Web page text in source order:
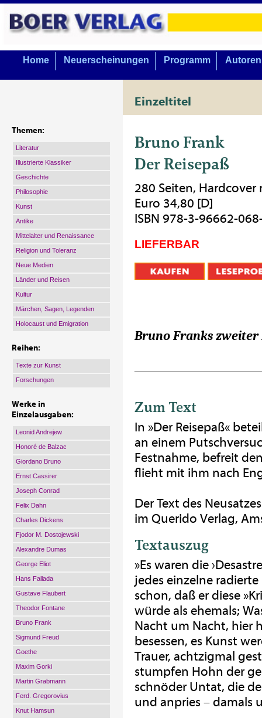
Home Neuerscheinungen Programm Autoren
Einzeltitel
Themen:
Literatur
Illustrierte Klassiker
Geschichte
Philosophie
Kunst
Antike
Mittelalter und Renaissance
Religion und Toleranz
Neue Medien
Länder und Reisen
Kultur
Märchen, Sagen, Legenden
Holocaust und Emigration
Reihen:
Texte zur Kunst
Forschungen
Werke in
Einzelausgaben:
Leonid Andrejew
Honoré de Balzac
Giordano Bruno
Ernst Cassirer
Joseph Conrad
Felix Dahn
Charles Dickens
Fjodor M. Dostojewski
Alexandre Dumas
George Eliot
Hans Fallada
Gustave Flaubert
Theodor Fontane
Bruno Frank
Sigmund Freud
Goethe
Maxim Gorki
Martin Grabmann
Ferd. Gregorovius
Knut Hamsun
Bruno Frank
Der Reisepaß
280 Seiten,
Euro 34,80 [D]
ISBN 978-3-96662-
LIEFERBAR
Bruno Franks zweiter
Zum Text
In »Der Reisepaß«
an einem
Festnahme, befreit
flieht mit ihm nach
Der Text des
im Querido Verlag,
Textauszug
»Es waren die
jedes einzelne
schon, daß er diese
würde als ehemals;
Nacht um Nacht, hier
besessen, es Kunst
Trauer, achtzigmal
stumpfen Hohn der
schnöder Untat, die
und anpries – damals